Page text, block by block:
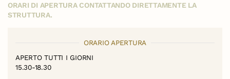
ORARI DI APERTURA CONTATTANDO DIRETTAMENTE LA
STRUTTURA.
ORARIO APERTURA
APERTO TUTTI I GIORNI
15.30-18.30